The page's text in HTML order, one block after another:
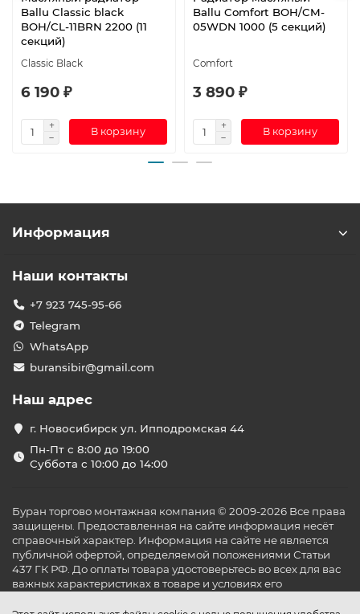
Ballu Classic black
BOH/CL-11BRN 2200 (11
секций)
Classic Black
6 190 ₽
В корзину
Ballu Comfort BOH/CM-
05WDN 1000 (5 секций)
Comfort
3 890 ₽
В корзину
Информация
Наши контакты
+7 923 745-95-66
Telegram
WhatsApp
buransibir@gmail.com
Наш адрес
г. Новосибирск ул. Ипподромская 44
Пн-Пт с 8:00 до 19:00
Суббота с 10:00 до 14:00
Буран торгово монтажная компания © 2009-2026 Все права
защищены. Предоставленная на сайте информация несёт
справочный характер. Информация на сайте не является
публичной офертой, определяемой положениями Статьи
437 ГК РФ. До оплаты товара удостоверьтесь во всех для вас
важных характеристиках в товаре и условиях его